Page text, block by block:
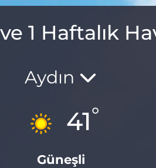
1 Haftalık
Aydın
41°
Güneşli